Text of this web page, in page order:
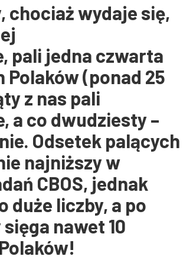
chociaż wydaje się,
pali jedna czwarta
Polaków (ponad 25
z nas pali
a co dwudziesty –
Odsetek palących
najniższy w
CBOS, jednak
duże liczby, a po
nawet 10